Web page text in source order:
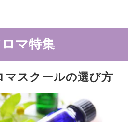
マ特集
マスクールの選び方